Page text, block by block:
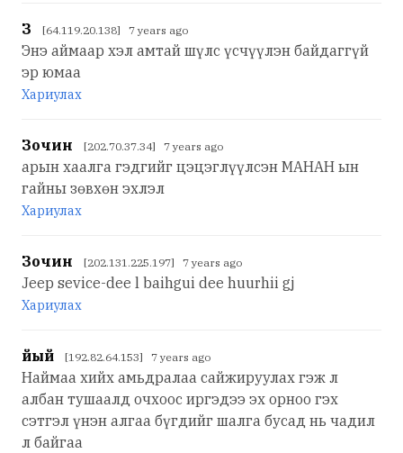
З [64.119.20.138] 7 years ago
Энэ аймаар хэл амтай шүлс үсчүүлэн байдаггүй
эр юмаа
Хариулах
Зочин [202.70.37.34] 7 years ago
арын хаалга гэдгийг цэцэглүүлсэн МАНАН ын
гайны зөвхөн эхлэл
Хариулах
Зочин [202.131.225.197] 7 years ago
Jeep sevice-dee l baihgui dee huurhii gj
Хариулах
йый [192.82.64.153] 7 years ago
Наймаа хийх амьдралаа сайжируулах гэж л
албан тушаалд очхоос иргэдээ эх орноо гэх
сэтгэл үнэн алгаа бүгдийг шалга бусад нь чадил
л байгаа